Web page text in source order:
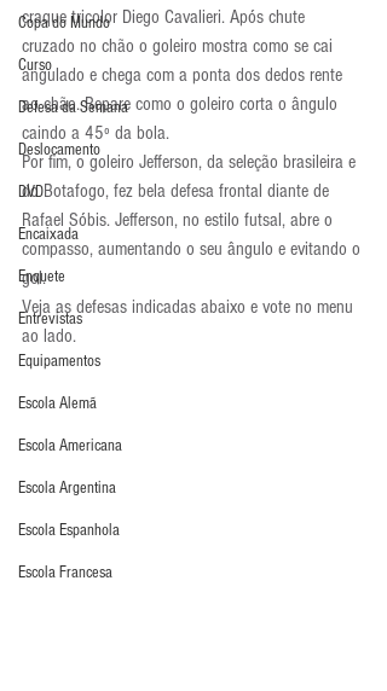
Copa do Mundo
Curso
Defesa da Semana
Deslocamento
DVD
Encaixada
Enquete
Entrevistas
Equipamentos
Escola Alemã
Escola Americana
Escola Argentina
Escola Espanhola
Escola Francesa
craque tricolor Diego Cavalieri. Após chute
cruzado no chão o goleiro mostra como se cai
angulado e chega com a ponta dos dedos rente
ao chão. Repare como o goleiro corta o ângulo
caindo a 45º da bola.
Por fim, o goleiro Jefferson, da seleção brasileira e
do Botafogo, fez bela defesa frontal diante de
Rafael Sóbis. Jefferson, no estilo futsal, abre o
compasso, aumentando o seu ângulo e evitando o
gol.
Veja as defesas indicadas abaixo e vote no menu
ao lado.